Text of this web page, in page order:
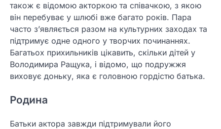
також є відомою акторкою та співачкою, з якою
він перебуває у шлюбі вже багато років. Пара
часто з’являється разом на культурних заходах та
підтримує одне одного у творчих починаннях.
Багатьох прихильників цікавить, скільки дітей у
Володимира Ращука, і відомо, що подружжя
виховує доньку, яка є головною гордістю батька.
Родина
Батьки актора завжди підтримували його